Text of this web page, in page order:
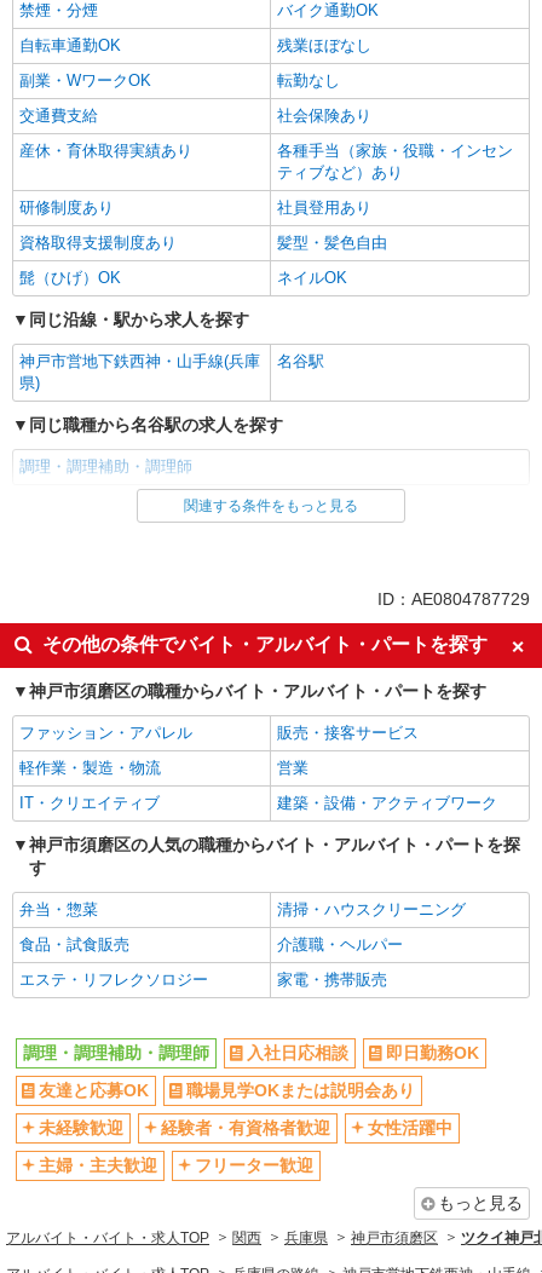
禁煙・分煙
バイク通勤OK
自転車通勤OK
残業ほぼなし
副業・WワークOK
転勤なし
交通費支給
社会保険あり
産休・育休取得実績あり
各種手当（家族・役職・インセン
ティブなど）あり
研修制度あり
社員登用あり
資格取得支援制度あり
髪型・髪色自由
髭（ひげ）OK
ネイルOK
同じ沿線・駅から求人を探す
神戸市営地下鉄西神・山手線(兵庫
県)
名谷駅
同じ職種から名谷駅の求人を探す
調理・調理補助・調理師
同じ雇用形態から名谷駅の求人を探す
入社日応相談
即日勤務OK
友達と応募OK
職場見学OKまたは説明会あり
未経験歓迎
経験者・有資格者歓迎
女性活躍中
主婦・主夫歓迎
フリーター歓迎
学歴不問
ブランクOK
ミドル（40代～）活躍中
エルダー（50代～）活躍中
昇給あり
禁煙・分煙
自転車通勤OK
残業ほぼなし
副業・WワークOK
転勤なし
交通費支給
社会保険あり
ティブなど）あり
研修制度あり
社員登用あり
資格取得支援制度あり
髪型・髪色自由
髭（ひげ）OK
ネイルOK
飲食・フード
調理・調理補助・調理師
関連する条件をもっと見る
ID：AE0804787729
その他の条件でバイト・アルバイト・パートを探す
神戸市須磨区の職種からバイト・アルバイト・パートを探す
ファッション・アパレル
販売・接客サービス
軽作業・製造・物流
営業
IT・クリエイティブ
建築・設備・アクティブワーク
神戸市須磨区の人気の職種からバイト・アルバイト・パートを探
す
弁当・惣菜
清掃・ハウスクリーニング
食品・試食販売
介護職・ヘルパー
エステ・リフレクソロジー
家電・携帯販売
調理・調理補助・調理師 入社日応相談
即日勤務OK
友達と応募OK
職場見学OKまたは説明会あり
未経験歓迎
経験者・有資格者歓迎
女性活躍中
主婦・主夫歓迎
フリーター歓迎
もっと見る
アルバイト・バイト・求人TOP 関西 兵庫県 神戸市須磨区 ツクイ神戸